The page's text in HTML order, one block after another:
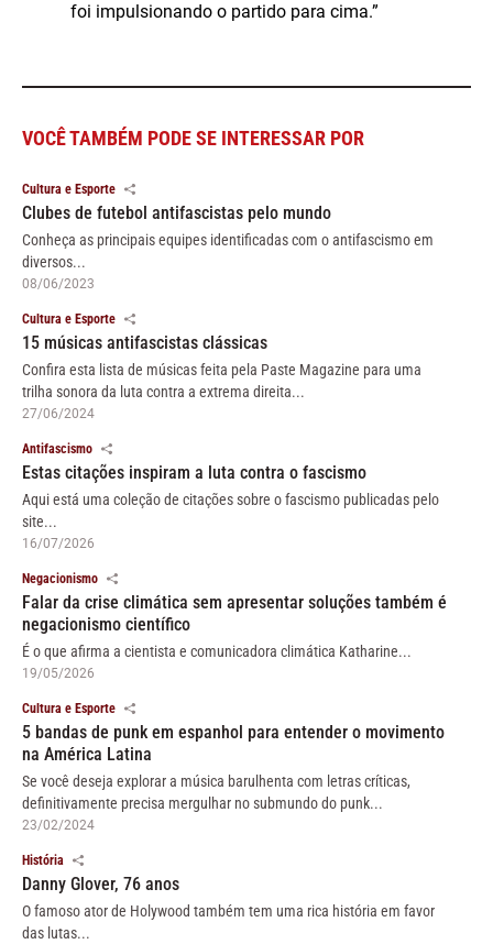
foi impulsionando o partido para cima.”
VOCÊ TAMBÉM PODE SE INTERESSAR POR
Cultura e Esporte
Clubes de futebol antifascistas pelo mundo
Conheça as principais equipes identificadas com o antifascismo em
diversos...
08/06/2023
Cultura e Esporte
15 músicas antifascistas clássicas
Confira esta lista de músicas feita pela Paste Magazine para uma
trilha sonora da luta contra a extrema direita...
27/06/2024
Antifascismo
Estas citações inspiram a luta contra o fascismo
Aqui está uma coleção de citações sobre o fascismo publicadas pelo
site...
16/07/2026
Negacionismo
Falar da crise climática sem apresentar soluções também é
negacionismo científico
É o que afirma a cientista e comunicadora climática Katharine...
19/05/2026
Cultura e Esporte
5 bandas de punk em espanhol para entender o movimento
na América Latina
Se você deseja explorar a música barulhenta com letras críticas,
definitivamente precisa mergulhar no submundo do punk...
23/02/2024
História
Danny Glover, 76 anos
O famoso ator de Holywood também tem uma rica história em favor
das lutas...